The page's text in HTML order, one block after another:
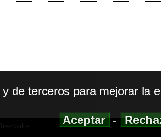
de terceros para mejorar la
Aceptar-